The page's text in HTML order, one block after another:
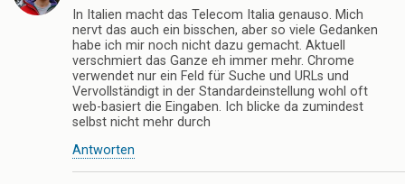
In Italien macht das Telecom Italia genauso. Mich
nervt das auch ein bisschen, aber so viele Gedanken
habe ich mir noch nicht dazu gemacht. Aktuell
verschmiert das Ganze eh immer mehr. Chrome
verwendet nur ein Feld für Suche und URLs und
Vervollständigt in der Standardeinstellung wohl oft
web-basiert die Eingaben. Ich blicke da zumindest
selbst nicht mehr durch
Antworten